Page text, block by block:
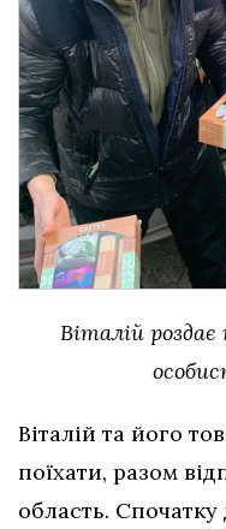
Віталій
Віталій та його
поїхати, разом
область. Спочатку